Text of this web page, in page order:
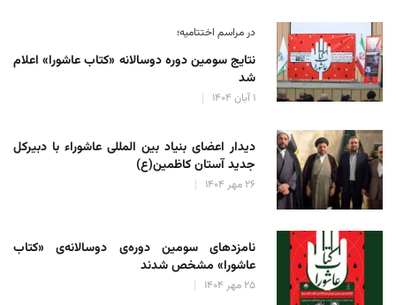
در مراسم اختتامیه؛
نتایج سومین دوره‌ دوسالانه‌ «کتاب عاشورا» اعلام
شد
۱ آبان ۱۴۰۴
دیدار اعضای بنیاد بین المللی عاشوراء با دبیرکل
جدید آستان کاظمین(ع)
۲۶ مهر ۱۴۰۴
نامزدهای سومین دوره‌ی دوسالانه‌ی «کتاب
عاشورا» مشخص شدند
۲۵ مهر ۱۴۰۴